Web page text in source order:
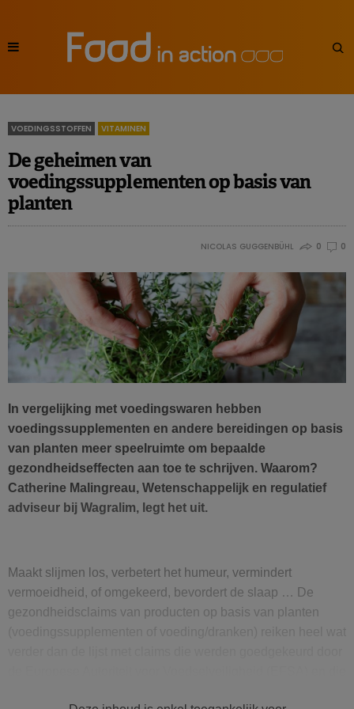
VOEDINGSSTOFFEN VITAMINEN
De geheimen van
voedingssupplementen op basis van
planten
NICOLAS GUGGENBÜHL 0 0
In vergelijking met voedingswaren hebben
voedingssupplementen en andere bereidingen op basis
van planten meer speelruimte om bepaalde
gezondheidseffecten aan toe te schrijven. Waarom?
Catherine Malingreau, Wetenschappelijk en regulatief
adviseur bij Wagralim, legt het uit.
Maakt slijmen los, verbetert het humeur, vermindert
vermoeidheid, of omgekeerd, bevordert de slaap … De
gezondheidsclaims van producten op basis van planten